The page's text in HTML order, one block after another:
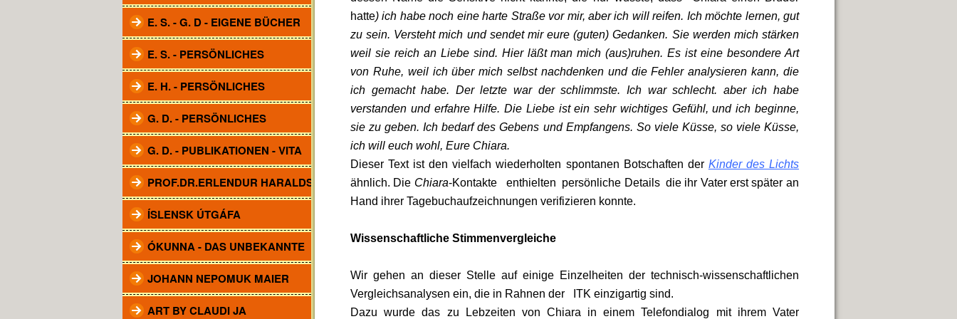
E. S. - G. D - EIGENE BÜCHER
E. S. - PERSÖNLICHES
E. H. - PERSÖNLICHES
G. D. - PERSÖNLICHES
G. D. - PUBLIKATIONEN - VITA
PROF.DR.ERLENDUR HARALDSSON
ÍSLENSK ÚTGÁFA
ÓKUNNA - DAS UNBEKANNTE
JOHANN NEPOMUK MAIER
ART BY CLAUDI JA
hatte) ich habe noch eine harte Straße vor mir, aber ich will reifen. Ich möchte lernen, gut
zu sein. Versteht mich und sendet mir eure (guten) Gedanken. Sie werden mich stärken
weil sie reich an Liebe sind. Hier läßt man mich (aus)ruhen. Es ist eine besondere Art
von Ruhe, weil ich über mich selbst nachdenken und die Fehler analysieren kann, die
ich gemacht habe. Der letzte war der schlimmste. Ich war schlecht. aber ich habe
verstanden und erfahre Hilfe. Die Liebe ist ein sehr wichtiges Gefühl, und ich beginne,
sie zu geben. Ich bedarf des Gebens und Empfangens. So viele Küsse, so viele Küsse,
ich will euch wohl, Eure Chiara.
Dieser Text ist den vielfach wiederholten spontanen Botschaften der Kinder des Lichts
ähnlich. Die Chiara-Kontakte enthielten persönliche Details die ihr Vater erst später an
Hand ihrer Tagebuchaufzeichnungen verifizieren konnte.
Wissenschaftliche Stimmenvergleiche
Wir gehen an dieser Stelle auf einige Einzelheiten der technisch-wissenschaftlichen
Vergleichsanalysen ein, die in Rahnen der ITK einzigartig sind.
Dazu wurde das zu Lebzeiten von Chiara in einem Telefondialog mit ihrem Vater